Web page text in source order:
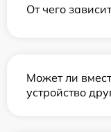
От чего
Может ли
устройство